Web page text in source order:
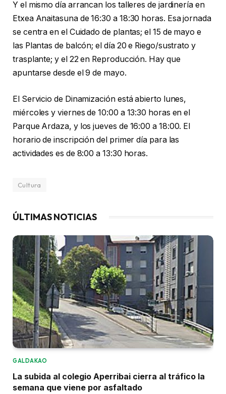
Y el mismo día arrancan los talleres de jardinería en
Etxea Anaitasuna de 16:30 a 18:30 horas. Esa jornada
se centra en el Cuidado de plantas; el 15 de mayo e
las Plantas de balcón; el día 20 e Riego/sustrato y
trasplante; y el 22 en Reproducción. Hay que
apuntarse desde el 9 de mayo.
El Servicio de Dinamización está abierto lunes,
miércoles y viernes de 10:00 a 13:30 horas en el
Parque Ardaza, y los jueves de 16:00 a 18:00. El
horario de inscripción del primer día para las
actividades es de 8:00 a 13:30 horas.
Cultura
ÚLTIMAS NOTICIAS
GALDAKAO
La subida al colegio Aperribai cierra al tráfico la
semana que viene por asfaltado